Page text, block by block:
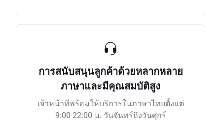
การสนับสนุนลูกค้าด้วยหลากหลาย
ภาษาและมีคุณสมบัติสูง
เจ้าหน้าทีพร้อมให้บริการในภาษาไทยตั้งแต่
9:00-22:00 น. วันจันทร์ถึงวันศุกร์